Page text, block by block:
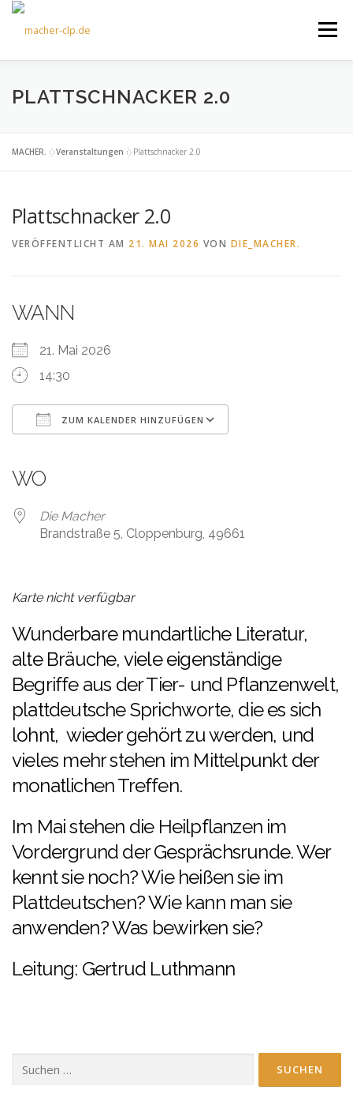
Zum
springen
Menü
ÜBER UNS KULTOURFAHRTEN
TERMINE ANGEBOTE FÖRDERVEREIN
KONTAKT
PLATTSCHNACKER 2.0
MACHER. »Veranstaltungen »Plattschnacker 2.0
Plattschnacker 2.0
VERÖFFENTLICHT AM 21. MAI 2026 VON DIE_MACHER.
WANN
21. Mai 2026
14:30
ZUM KALENDER HINZUFÜGEN
WO
Die Macher
Brandstraße 5, Cloppenburg, 49661
Karte nicht verfügbar
Wunderbare mundartliche Literatur,
alte Bräuche, viele eigenständige
Begriffe aus der Tier- und Pflanzenwelt,
plattdeutsche Sprichworte, die es sich
lohnt, wieder gehört zu werden, und
vieles mehr stehen im Mittelpunkt der
monatlichen Treffen.
Im Mai stehen die Heilpflanzen im
Vordergrund der Gesprächsrunde. Wer
kennt sie noch? Wie heißen sie im
Plattdeutschen? Wie kann man sie
anwenden? Was bewirken sie?
Leitung: Gertrud Luthmann
nach: